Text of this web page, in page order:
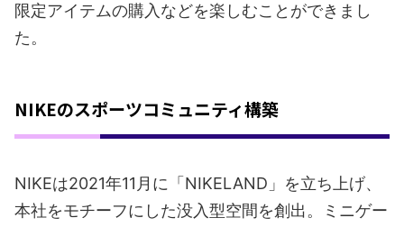
限定アイテムの購入などを楽しむことができまし
た。
NIKEのスポーツコミュニティ構築
NIKEは2021年11月に「NIKELAND」を立ち上げ、
本社をモチーフにした没入型空間を創出。ミニゲー